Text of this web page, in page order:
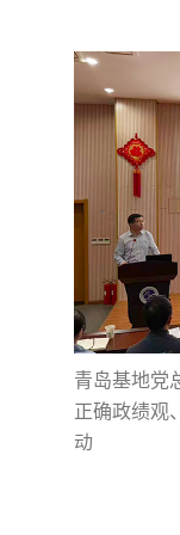
青岛基地党
正确政绩观
动